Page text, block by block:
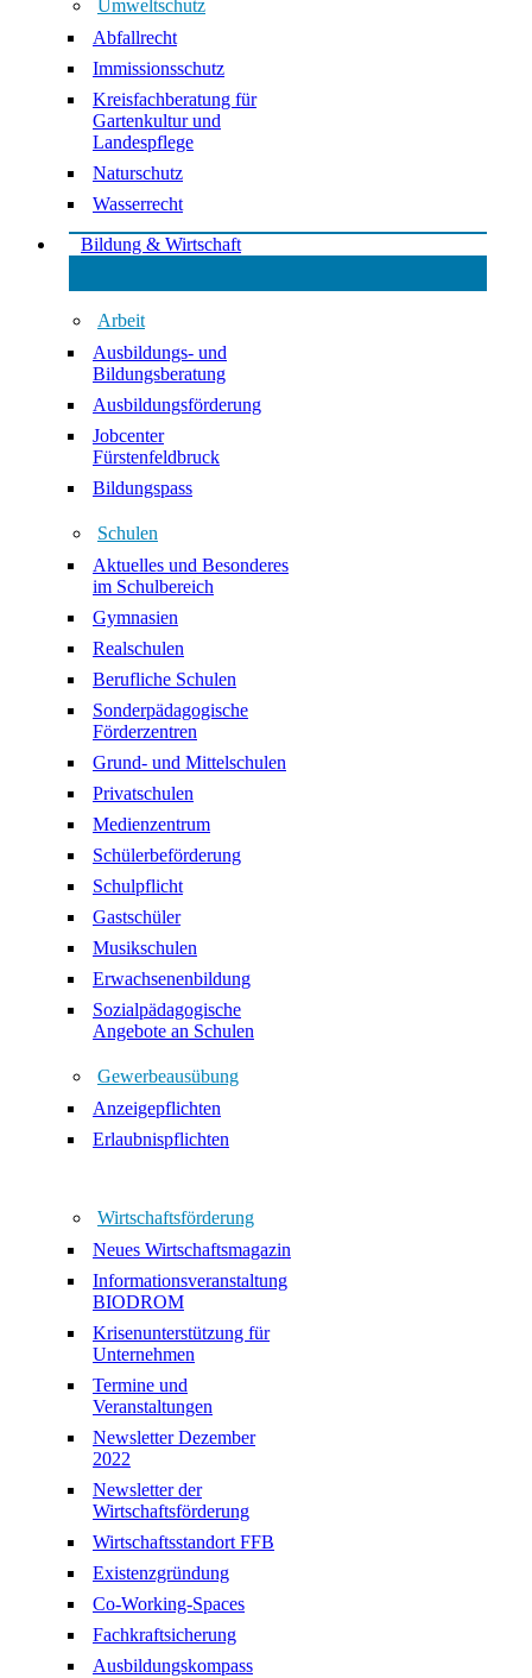
Umweltschutz
Abfallrecht
Immissionsschutz
Kreisfachberatung für
Gartenkultur und
Landespflege
Naturschutz
Wasserrecht
Bildung & Wirtschaft
Arbeit
Ausbildungs- und
Bildungsberatung
Ausbildungsförderung
Jobcenter
Fürstenfeldbruck
Bildungspass
Schulen
Aktuelles und Besonderes
im Schulbereich
Gymnasien
Realschulen
Berufliche Schulen
Sonderpädagogische
Förderzentren
Grund- und Mittelschulen
Privatschulen
Medienzentrum
Schülerbeförderung
Schulpflicht
Gastschüler
Musikschulen
Erwachsenenbildung
Sozialpädagogische
Angebote an Schulen
Gewerbeausübung
Anzeigepflichten
Erlaubnispflichten
Wirtschaftsförderung
Neues Wirtschaftsmagazin
Informationsveranstaltung
BIODROM
Krisenunterstützung für
Unternehmen
Termine und
Veranstaltungen
Newsletter Dezember
2022
Newsletter der
Wirtschaftsförderung
Wirtschaftsstandort FFB
Existenzgründung
Co-Working-Spaces
Fachkraftsicherung
Ausbildungskompass